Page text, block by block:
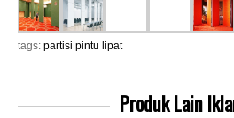
tags: partisi pintu lipat
Produk Lain